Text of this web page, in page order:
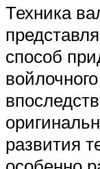
Техника
способ
развития